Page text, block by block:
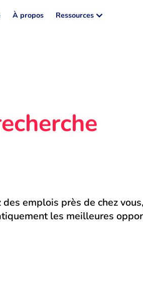
À propos Ressources
emplois près de chez
les meilleures